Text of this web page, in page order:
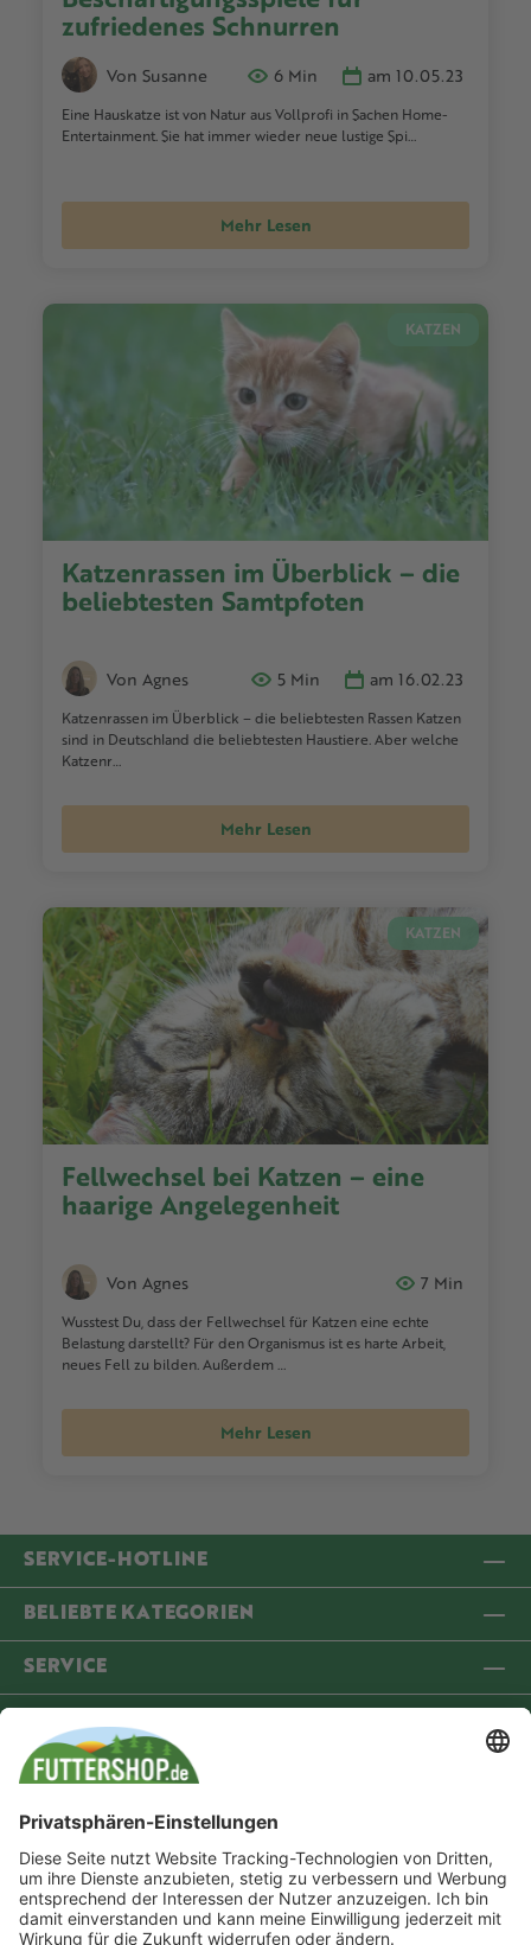
zufriedenes Schnurren
Von Susanne 6 Min am 10.05.23
Eine Hauskatze ist von Natur aus Vollprofi in Sachen Home-
Entertainment. Sie hat immer wieder neue lustige Spi…
Mehr Lesen
KATZEN
Katzenrassen im Überblick – die
beliebtesten Samtpfoten
Von Agnes 5 Min am 16.02.23
Katzenrassen im Überblick – die beliebtesten Rassen Katzen
sind in Deutschland die beliebtesten Haustiere. Aber welche
Katzenr…
Mehr Lesen
KATZEN
Fellwechsel bei Katzen – eine
haarige Angelegenheit
Von Agnes 7 Min
Wusstest Du, dass der Fellwechsel für Katzen eine echte
Belastung darstellt? Für den Organismus ist es harte Arbeit,
neues Fell zu bilden. Außerdem …
Mehr Lesen
SERVICE-HOTLINE
BELIEBTE KATEGORIEN
SERVICE
COMMUNITY
VERSANDPARTNER
ZAHLUNGSMETHODEN